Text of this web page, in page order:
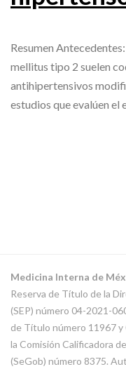
Resumen
mellitus tipo 2 suelen
antihipertensivos
estudios que evalúen el
Medicina Interna de
Reserva de Título de la
(SEP) número 04-2021-
de Título número 11967
la Comisión Calificadora
(SeGob) número 8375.